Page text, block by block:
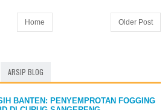
Older Post
Home
ARSIP BLOG
BANTEN: PENYEMPROTAN FOGGING